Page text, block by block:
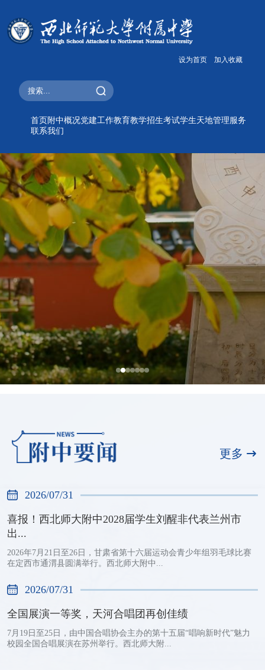
设为首页 加入收藏
首页 附中概况党建工作教育教学招生考试学生天地管理服务
联系我们
更多
全国展演一等奖，天河合唱团再创佳绩
2026/07/31
2026/07/31
喜报！西北师大附中2028届学生刘醒非代表兰州市
出...
2026年7月21日至26日，甘肃省第十六届运动会青少年组羽毛球比赛
在定西市通渭县圆满举行。西北师大附中...
2026/07/31
全国展演一等奖，天河合唱团再创佳绩
7月19日至25日，由中国合唱协会主办的第十五届“唱响新时代”魅力
校园全国合唱展演在苏州举行。西北师大附...